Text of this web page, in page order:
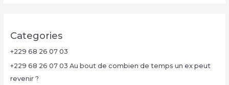
Categories
+229 68 26 07 03
+229 68 26 07 03 Au bout de combien de temps un ex peut
revenir ?